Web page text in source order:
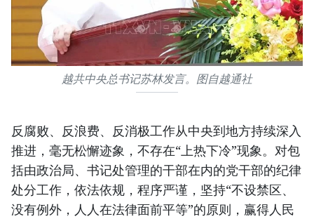
越共中央总书记苏林发言。图自越通社
反腐败、反浪费、反消极工作从中央到地方持续深入
推进，毫无松懈迹象，不存在“上热下冷”现象。对包
括由政治局、书记处管理的干部在内的党干部的纪律
处分工作，依法依规，程序严谨，坚持“不设禁区、
没有例外，人人在法律面前平等”的原则，赢得人民